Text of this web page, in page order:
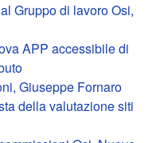
Gruppo di lavoro Osi,
APP accessibile di
Giuseppe Fornaro
della valutazione siti